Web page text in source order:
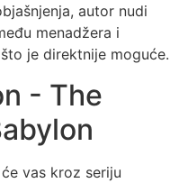
autor nudi
menadžera i
je direktnije moguće.
- The
vas kroz seriju